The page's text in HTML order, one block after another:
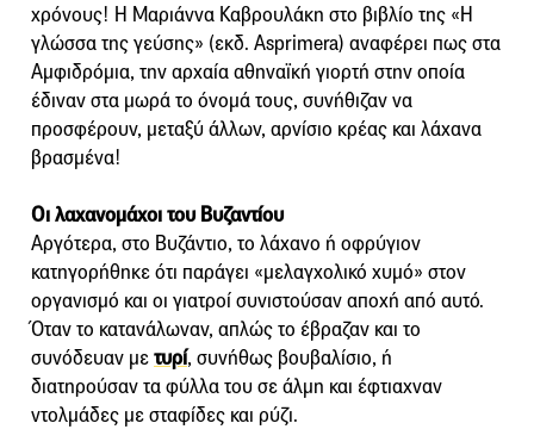
χρόνους! Η Μαριάννα Καβρουλάκη στο βιβλίο της «Η
γλώσσα της γεύσης» (εκδ. Asprimera) αναφέρει πως στα
Αμφιδρόμια, την αρχαία αθηναϊκή γιορτή στην οποία
έδιναν στα μωρά το όνομά τους, συνήθιζαν να
προσφέρουν, μεταξύ άλλων, αρνίσιο κρέας και λάχανα
βρασμένα!
Οι λαχανομάχοι του Βυζαντίου
Αργότερα, στο Βυζάντιο, το λάχανο ή οφρύγιον
κατηγορήθηκε ότι παράγει «μελαγχολικό χυμό» στον
οργανισμό και οι γιατροί συνιστούσαν αποχή από αυτό.
Όταν το κατανάλωναν, απλώς το έβραζαν και το
συνόδευαν μετυρί, συνήθως βουβαλίσιο, ή
διατηρούσαν τα φύλλα του σε άλμη και έφτιαχναν
ντολμάδες με σταφίδες και ρύζι.